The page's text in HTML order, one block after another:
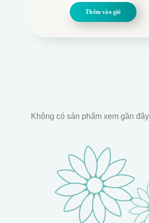
là:
1.349.000.
tại
là:
Thêm vào giỏ
Không có sản phẩm xem gần đây